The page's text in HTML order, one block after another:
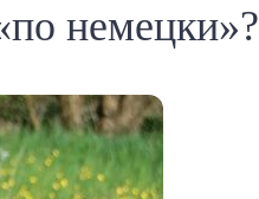
немецки»?